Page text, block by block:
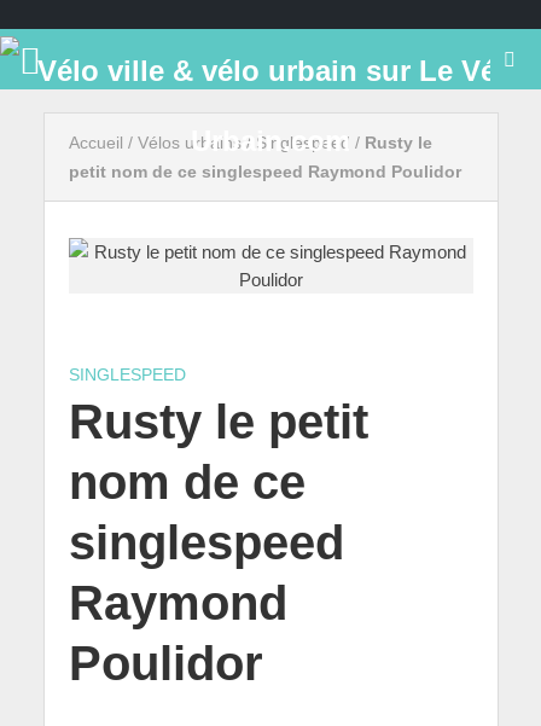
Accueil / Vélos urbains / Singlespeed / Rusty le
petit nom de ce singlespeed Raymond Poulidor
SINGLESPEED
Rusty le petit
nom de ce
singlespeed
Raymond
Poulidor